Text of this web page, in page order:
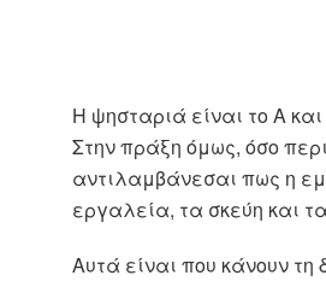
Η ψησταριά είναι το Α
Στην πράξη όμως, όσο
αντιλαμβάνεσαι πως η
εργαλεία, τα σκεύη και
Αυτά είναι που κάνουν